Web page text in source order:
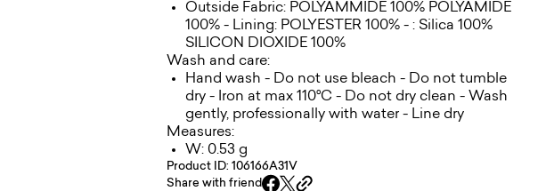
Outside Fabric: POLYAMMIDE 100% POLYAMIDE
100% - Lining: POLYESTER 100% - : Silica 100%
SILICON DIOXIDE 100%
Wash and care:
Hand wash - Do not use bleach - Do not tumble
dry - Iron at max 110°C - Do not dry clean - Wash
gently, professionally with water - Line dry
Measures:
W: 0.53 g
Product ID: 106166A31V
Share with friend